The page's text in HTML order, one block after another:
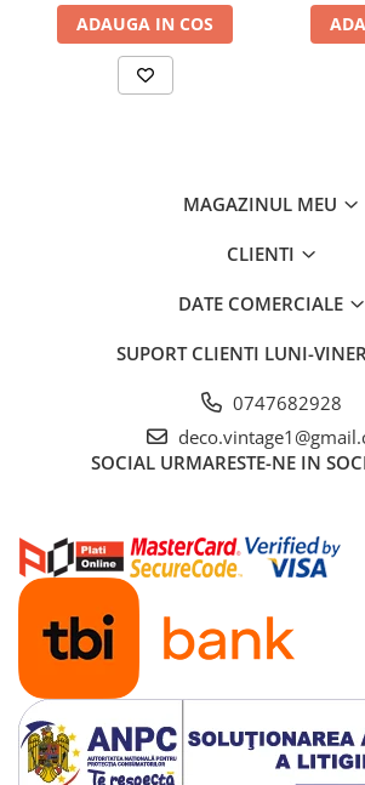
ADAUGA IN COS
MAGAZINUL MEU
CLIENTI
DATE COMERCIALE
SUPORT CLIENTI LUNI-
0747682928
SOCIAL URMARESTE-NE IN